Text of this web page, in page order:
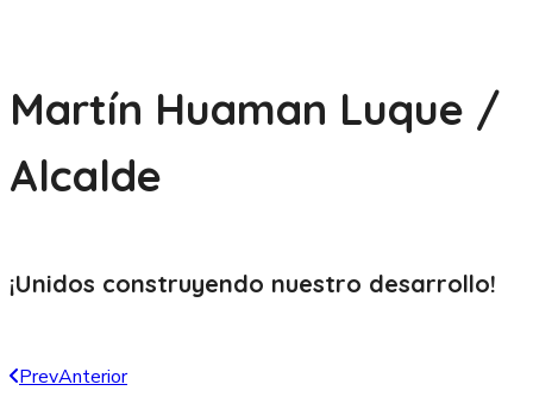
Martín Huaman Luque /
Alcalde
¡Unidos construyendo nuestro desarrollo!
PrevAnterior